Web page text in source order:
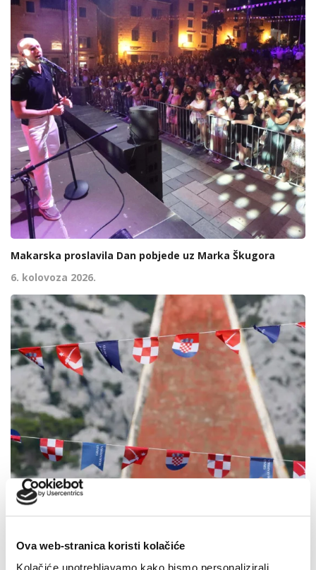
Ova web-stranica koristi kolačiće
Makarska proslavila Dan pobjede uz Marka Škugora
6. kolovoza 2026.